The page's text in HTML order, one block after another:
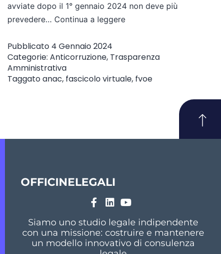
avviate dopo il 1° gennaio 2024 non deve più
prevedere… Continua a leggere
Pubblicato 4 Gennaio 2024
Categorie: Anticorruzione, Trasparenza
Amministrativa
Taggatoanac, fascicolo virtuale, fvoe
OFFICINELEGALI
Siamo uno studio legale indipendente
con una missione: costruire e mantenere
un modello innovativo di consulenza